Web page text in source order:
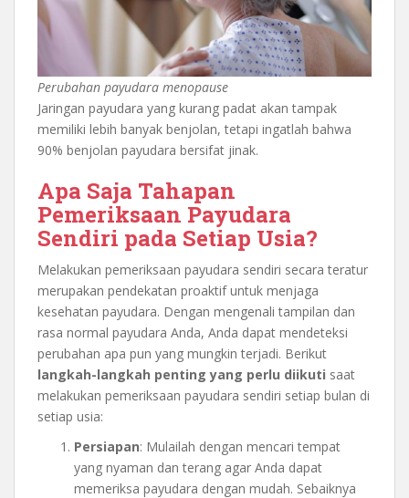
Perubahan payudara menopause
Jaringan payudara yang kurang padat akan tampak
memiliki lebih banyak benjolan, tetapi ingatlah bahwa
90% benjolan payudara bersifat jinak.
Apa Saja Tahapan
Pemeriksaan Payudara
Sendiri pada Setiap Usia?
Melakukan pemeriksaan payudara sendiri secara teratur
merupakan pendekatan proaktif untuk menjaga
kesehatan payudara. Dengan mengenali tampilan dan
rasa normal payudara Anda, Anda dapat mendeteksi
perubahan apa pun yang mungkin terjadi. Berikut
langkah-langkah penting yang perlu diikuti saat
melakukan pemeriksaan payudara sendiri setiap bulan di
setiap usia:
Persiapan: Mulailah dengan mencari tempat
yang nyaman dan terang agar Anda dapat
memeriksa payudara dengan mudah. Sebaiknya